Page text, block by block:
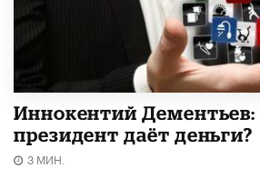
Иннокентий
президент даёт деньги?
3 МИН.